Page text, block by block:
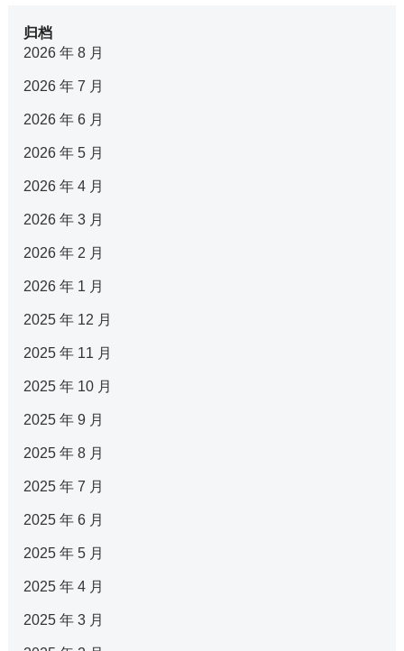
归档
2026 年 8 月
2026 年 7 月
2026 年 6 月
2026 年 5 月
2026 年 4 月
2026 年 3 月
2026 年 2 月
2026 年 1 月
2025 年 12 月
2025 年 11 月
2025 年 10 月
2025 年 9 月
2025 年 8 月
2025 年 7 月
2025 年 6 月
2025 年 5 月
2025 年 4 月
2025 年 3 月